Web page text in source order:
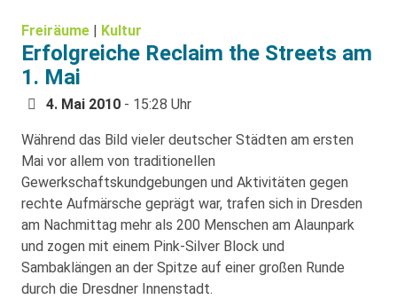
Freiräume | Kultur
Erfolgreiche Reclaim the Streets am
1. Mai
4. Mai 2010 - 15:28 Uhr
Während das Bild vieler deutscher Städten am ersten
Mai vor allem von traditionellen
Gewerkschaftskundgebungen und Aktivitäten gegen
rechte Aufmärsche geprägt war, trafen sich in Dresden
am Nachmittag mehr als 200 Menschen am Alaunpark
und zogen mit einem Pink-Silver Block und
Sambaklängen an der Spitze auf einer großen Runde
durch die Dresdner Innenstadt.